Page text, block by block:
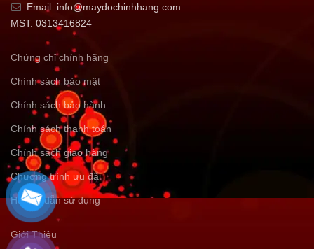
Email: info@maydochinhhang.com
MST: 0313416824
Chứng chỉ chính hãng
Chính sách bảo mật
Chính sách bảo hành
Chính sách thanh toán
Chính sách giao hàng
Chương trình ưu đãi
Hướng dẫn sử dụng
Giới Thiệu